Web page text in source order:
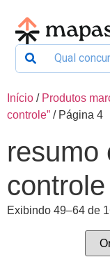
Início / Produtos
controle” / Página 4
resumo
controle
Exibindo 49–64 de